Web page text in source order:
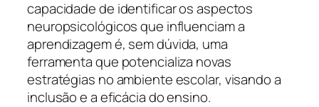
capacidade de identificar os aspectos
neuropsicológicos que influenciam a
aprendizagem é, sem dúvida, uma
ferramenta que potencializa novas
estratégias no ambiente escolar, visando a
inclusão e a eficácia do ensino.